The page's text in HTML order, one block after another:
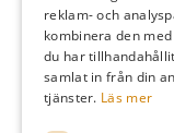
reklam- och
kombinera den
du har
samlat in från din
tjänster. Läs mer